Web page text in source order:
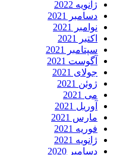
ژانویه 2022
دسامبر 2021
نوامبر 2021
اکتبر 2021
سپتامبر 2021
آگوست 2021
جولای 2021
ژوئن 2021
می 2021
آوریل 2021
مارس 2021
فوریه 2021
ژانویه 2021
دسامبر 2020